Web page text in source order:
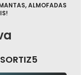
ALMOFADAS